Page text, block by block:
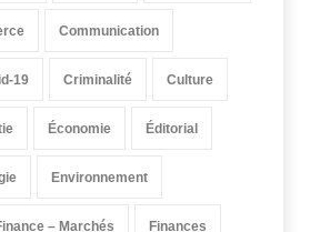
Communication
19 Criminalité Culture
Économie Éditorial
Environnement
– Marchés Finances